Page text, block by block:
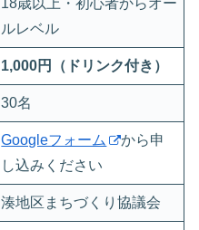
18歳以上・初心者からオー
ルレベル
1,000円（ドリンク付き）
30名
Googleフォーム
から申
し込みください
湊地区まちづくり協議会